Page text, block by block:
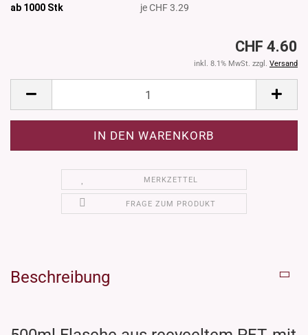
ab 1000 Stk je CHF 3.29
CHF 4.60
inkl. 8.1% MwSt. zzgl. Versand
MERKZETTEL
FRAGE ZUM PRODUKT
Beschreibung